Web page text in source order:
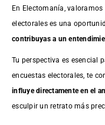
En Electomanía,
electorales es una
contribuyas a un
Tu perspectiva es esencial
encuestas electorales, te
influye directamente en el
esculpir un retrato más